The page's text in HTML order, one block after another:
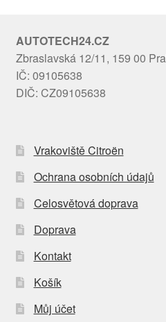
AUTOTECH24.CZ
Zbraslavská 12/11, 159 00
IČ: 09105638
DIČ: CZ09105638
Vrakoviště Citroën
Ochrana osobních údajů
Celosvětová doprava
Doprava
Kontakt
Košík
Můj účet